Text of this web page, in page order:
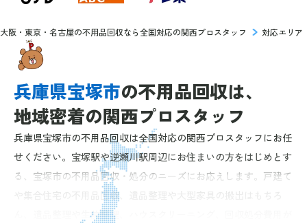
大阪・東京・名古屋の不用品回収なら全国対応の関西プロスタッフ 対応エリア
兵庫県宝塚市の不用品回収は、
地域密着の関西プロスタッフ
兵庫県宝塚市の不用品回収は全国対応の関西プロスタッフにお任
せください。宝塚駅や逆瀬川駅周辺にお住まいの方をはじめとす
る、宝塚市の不用品回収・処分のニーズにお応えします。戸建て
や集合住宅の不用品回収、遺品整理や大型家具の搬出はもちろ
ん、遺品整理や生前整理、ハウスクリーニング、回収処分費用が